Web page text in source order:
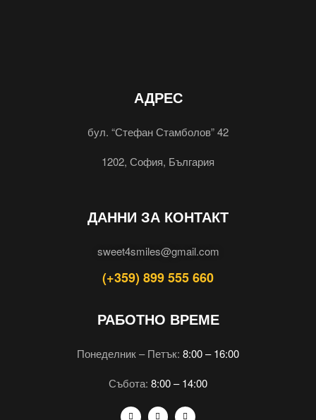
АДРЕС
бул. “Стефан Стамболов” 42
1202, София, България
ДАННИ ЗА КОНТАКТ
sweet4smiles@gmail.com
(+359) 899 555 660
РАБОТНО ВРЕМЕ
Понеделник – Петък: 8:00 – 16:00
Събота: 8:00 – 14:00